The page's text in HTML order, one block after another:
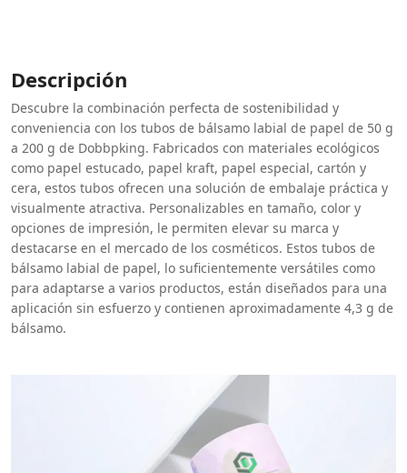
Descripción
Descubre la combinación perfecta de sostenibilidad y
conveniencia con los tubos de bálsamo labial de papel de 50 g
a 200 g de Dobbpking. Fabricados con materiales ecológicos
como papel estucado, papel kraft, papel especial, cartón y
cera, estos tubos ofrecen una solución de embalaje práctica y
visualmente atractiva. Personalizables en tamaño, color y
opciones de impresión, le permiten elevar su marca y
destacarse en el mercado de los cosméticos. Estos tubos de
bálsamo labial de papel, lo suficientemente versátiles como
para adaptarse a varios productos, están diseñados para una
aplicación sin esfuerzo y contienen aproximadamente 4,3 g de
bálsamo.